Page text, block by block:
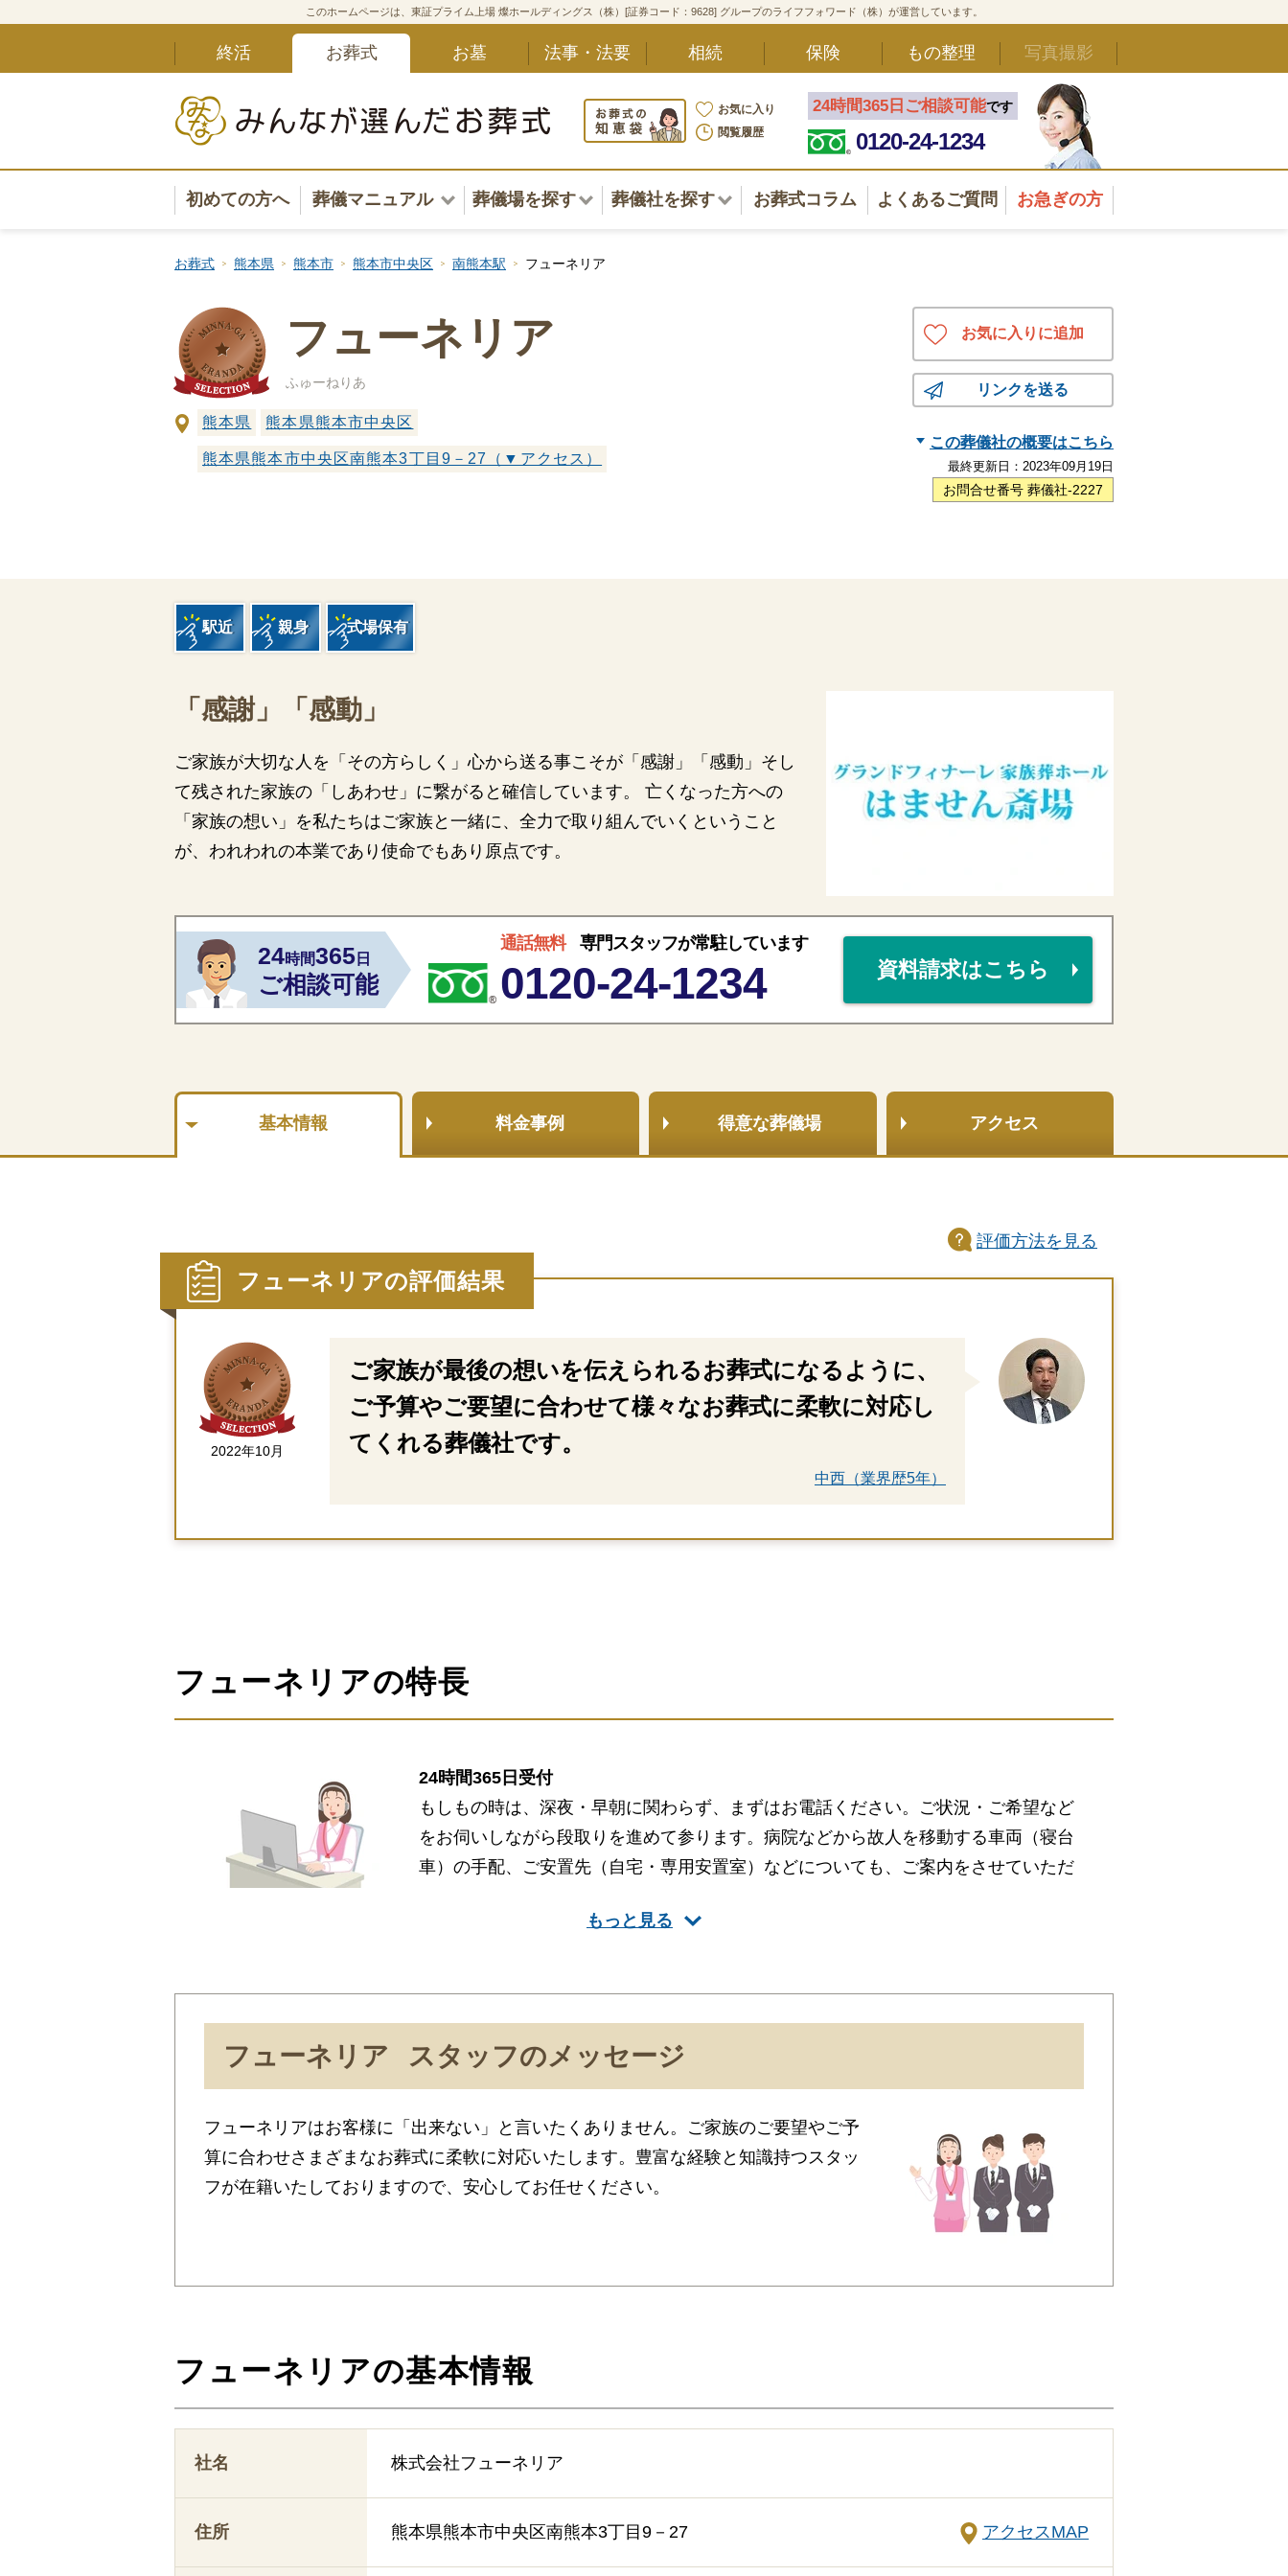
このホームページは、東証プライム上場 燦ホールディングス（株）[証券コード：9628] グループのライフフォワード（株）が運営しています。
終活 お葬式 お墓 法事・法要 相続 保険 もの整理 写真撮影
お気に入り
閲覧履歴
24時間365日ご相談可能です
0120-24-1234
初めての方へ 葬儀マニュアル
葬儀マニュアル一覧
葬儀の準備〜葬儀後まで
家族葬とは
葬儀場を探す
北海道
関東
葬儀社を探す お葬式コラム よくあるご質問 お急ぎの方
お葬式 熊本県 熊本市 熊本市中央区 南熊本駅 フューネリア
フューネリア
ふゅーねりあ
熊本県 熊本県熊本市中央区
熊本県熊本市中央区南熊本3丁目9－27（▼アクセス）
お気に入りに追加
リンクを送る
この葬儀社の概要はこちら
最終更新日： 2023年09月19日
お問合せ番号 葬儀社-2227
駅近 親身 式場保有
「感謝」「感動」
ご家族が大切な人を「その方らしく」心から送る事こそが「感謝」「感動」そし
て残された家族の「しあわせ」に繋がると確信しています。 亡くなった方への
「家族の想い」を私たちはご家族と一緒に、全力で取り組んでいくということ
が、われわれの本業であり使命でもあり原点です。
24時間365日
ご相談可能
通話無料 専門スタッフが常駐しています
0120-24-1234 資料請求はこちら
基本情報 料金事例 得意な葬儀場 アクセス
フューネリアの評価結果
評価方法を見る
2022年10月
ご家族が最後の想いを伝えられるお葬式になるように、
ご予算やご要望に合わせて様々なお葬式に柔軟に対応し
てくれる葬儀社です。
中西（業界歴5年）
フューネリアの特長
もっと見る
24時間365日受付
もしもの時は、深夜・早朝に関わらず、まずはお電話ください。ご状況・ご希望など
をお伺いしながら段取りを進めて参ります。病院などから故人を移動する車両（寝台
車）の手配、ご安置先（自宅・専用安置室）などについても、ご案内をさせていただ
いたします。また、市区役所への死亡届なども代行できます。まずはお電話くださ
い。
ご相談は無料で承ります
非日常的な葬儀のこと。初めての方はもちろん、経験のある方でもわからないことが
多いものです。少しでも不安や心配事があれば、些細と思われることでも遠慮なくご
やすくなります。
追加料金の心配がない総額費用を提示します
たします。葬儀を施行する前に総額費用をご確認いただき、それぞれの内訳をご説明
します。その上で葬儀費用の総額にご納得いただいてから施行いたしますのでご安心
フューネリア スタッフのメッセージ
フューネリアはお客様に「出来ない」と言いたくありません。ご家族のご要望やご予
算に合わせさまざまなお葬式に柔軟に対応いたします。豊富な経験と知識持つスタッ
フが在籍いたしておりますので、安心してお任せください。
フューネリアの基本情報
社名 株式会社フューネリア
住所 熊本県熊本市中央区南熊本3丁目9－27 アクセスMAP